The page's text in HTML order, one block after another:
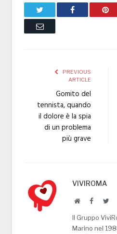
Facebook
Email
PREVIOUS
ARTICLE
Gomito del
tennista, quando
il dolore è la spia
di un problema
più grave
VIVIROMA
WebsiteFacebook
Il Gruppo
Marino nel